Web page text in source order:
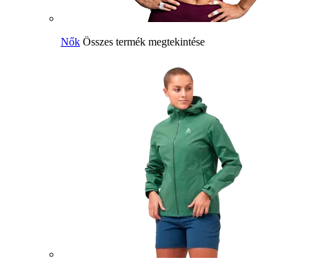
Nők Összes termék megtekintése